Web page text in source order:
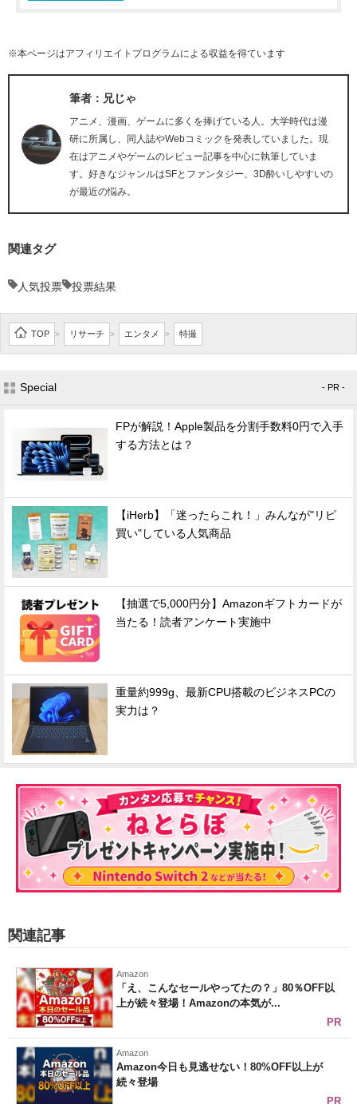
※本ページはアフィリエイトプログラムによる収益を得ています
筆者：兄じゃ
アニメ、漫画、ゲームに多くを捧げている人。大学時代は漫
研に所属し、同人誌やWebコミックを発表していました。現
在はアニメやゲームのレビュー記事を中心に執筆していま
す。好きなジャンルはSFとファンタジー、3D酔いしやすいの
が最近の悩み。
関連タグ
人気投票 投票結果
TOP > リサーチ > エンタメ > 特撮
Special - PR -
FPが解説！Apple製品を分割手数料0円で入手
する方法とは？
【iHerb】「迷ったらこれ！」みんなが"リピ
買い"している人気商品
【抽選で5,000円分】Amazonギフトカードが
当たる！読者アンケート実施中
重量約999g、最新CPU搭載のビジネスPCの
実力は？
関連記事
Amazon
「え、こんなセールやってたの？」80％OFF以
上が続々登場！Amazonの本気が...
PR
Amazon
Amazon今日も見逃せない！80%OFF以上が
続々登場
PR